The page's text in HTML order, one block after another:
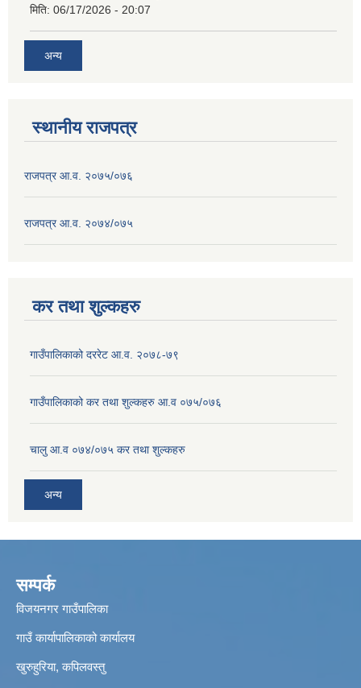
मिति: 06/17/2026 - 20:07
अन्य
स्थानीय राजपत्र
राजपत्र आ.व. २०७५/०७६
राजपत्र आ.व. २०७४/०७५
कर तथा शुल्कहरु
गाउँपालिकाको दररेट आ.व. २०७८-७९
गाउँपालिकाको कर तथा शुल्कहरु आ.व ०७५/०७६
चालु आ.व ०७४/०७५ कर तथा शुल्कहरु
अन्य
सम्पर्क
विजयनगर गाउँपालिका
गाउँ कार्यापालिकाको कार्यालय
खुरुहुरिया, कपिलवस्तु